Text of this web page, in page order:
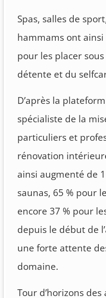
Spas, salles de
hammams ont
pour les placer
détente et du
D’après la
spécialiste de la
particuliers et
rénovation
ainsi augmenté de
saunas, 65 % pour
encore 37 % pour
depuis le début de
une forte attente
domaine.
Tour d’horizons